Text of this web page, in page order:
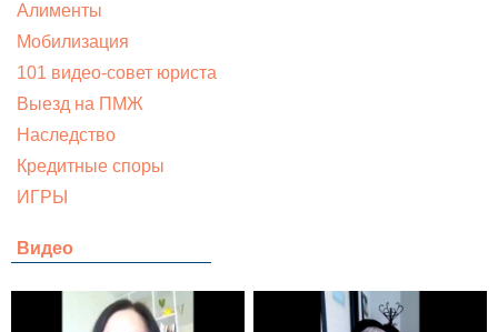
Алименты
Мобилизация
101 видео-совет юриста
Выезд на ПМЖ
Наследство
Кредитные споры
ИГРЫ
Видео